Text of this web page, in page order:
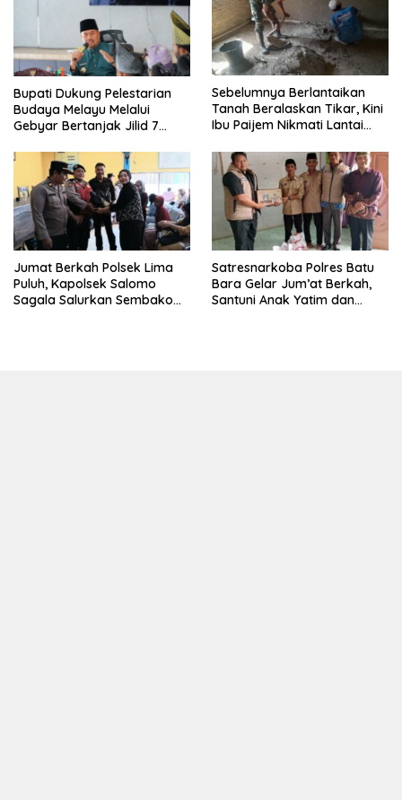
Bupati Dukung Pelestarian
Budaya Melayu Melalui
Gebyar Bertanjak Jilid 7
Sebelumnya Berlantaikan
Tanah Beralaskan Tikar, Kini
Ibu Paijem Nikmati Lantai
Satgas TMMD Ke-129 Kodim
0208/Asahan
Jumat Berkah Polsek Lima
Puluh, Kapolsek Salomo
Sagala Salurkan Sembako
Satresnarkoba Polres Batu
Bara Gelar Jum’at Berkah,
Santuni Anak Yatim dan